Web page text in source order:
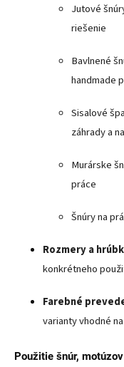
Jutové
riešenie
Bavlnené
handmade
Sisalové
záhrady a
Murárske
práce
Šnúry na
Rozmery a
konkrétneho
Farebné
varianty vhodné
Použitie šnúr,